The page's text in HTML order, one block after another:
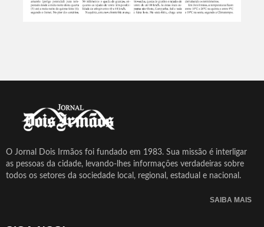
O Jornal Dois Irmãos foi fundado em 1983. Sua missão é interligar
as pessoas da cidade, levando-lhes informações verdadeiras sobre
todos os setores da sociedade local, regional, estadual e nacional.
SAIBA MAIS